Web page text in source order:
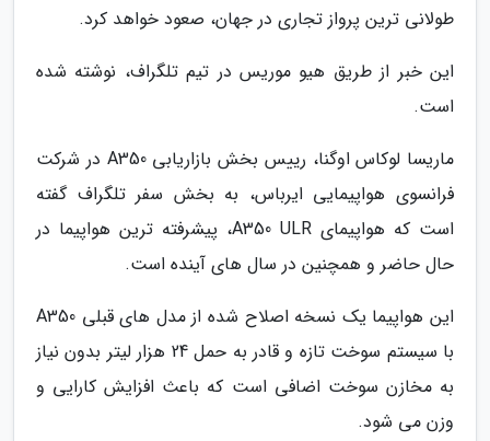
طولانی ترین پرواز تجاری در جهان، صعود خواهد کرد.
این خبر از طریق هیو موریس در تیم تلگراف، نوشته شده
است.
ماریسا لوکاس اوگنا، رییس بخش بازاریابی A350 در شرکت
فرانسوی هواپیمایی ایرباس، به بخش سفر تلگراف گفته
است که هواپیمای A350 ULR، پیشرفته ترین هواپیما در
حال حاضر و همچنین در سال های آینده است.
این هواپیما یک نسخه اصلاح شده از مدل های قبلی A350
با سیستم سوخت تازه و قادر به حمل 24 هزار لیتر بدون نیاز
به مخازن سوخت اضافی است که باعث افزایش کارایی و
وزن می شود.